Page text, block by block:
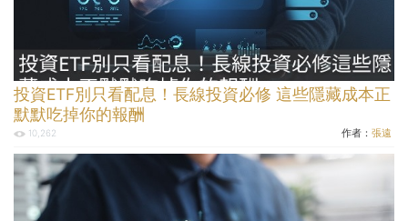
投資ETF別只看配息！長線投資必修 這些隱藏成本正
默默吃掉你的報酬
10,262 作者： 張遠